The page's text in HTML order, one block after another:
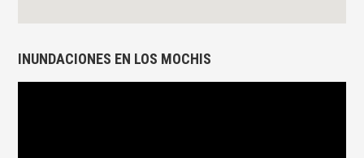
INUNDACIONES EN LOS MOCHIS